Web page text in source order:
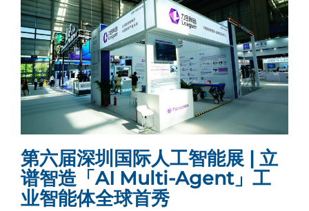
第六届深圳国际人工智能展 | 立
谱智造「AI Multi-Agent」工
业智能体全球首秀